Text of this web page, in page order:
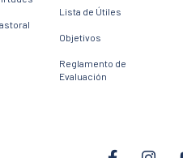
Lista de Útiles
Objetivos
Reglamento de
Evaluación